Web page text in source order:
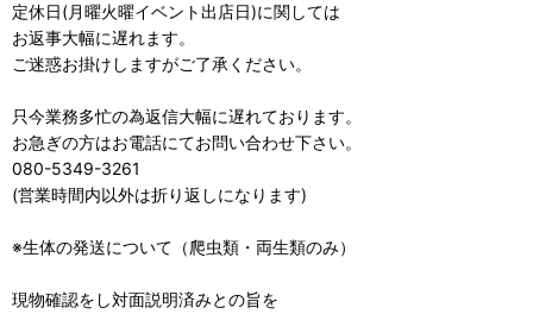
定休日(月曜火曜イベント出店日)に関しては
お返事大幅に遅れます。
ご迷惑お掛けしますがご了承ください。
只今業務多忙の為返信大幅に遅れております。
お急ぎの方はお電話にてお問い合わせ下さい。
080-5349-3261
(営業時間内以外は折り返しになります)
※生体の発送について（爬虫類・両生類のみ）
現物確認をし対面説明済みとの旨を